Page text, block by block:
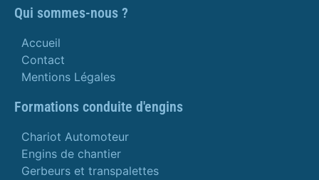
Qui sommes-nous ?
Accueil
Contact
Mentions Légales
Formations conduite d'engins
Chariot Automoteur
Engins de chantier
Gerbeurs et transpalettes